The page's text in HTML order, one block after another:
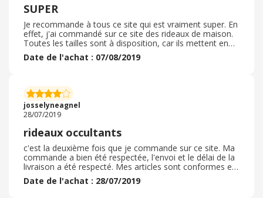
l'explication.
SUPER
Je recommande à tous ce site qui est vraiment super. En
effet, j'ai commandé sur ce site des rideaux de maison.
Toutes les tailles sont à disposition, car ils mettent en
place un service personnalisé pour les clients. En effet,
j'avais beaucoup de mal à trouver la taille de rideaux que
j'ai pu avoir le produit que je souhaité, et un produit de
qualité qui se lave très facilement et qui ne garde pas de
traces.
Date de l'achat : 07/08/2019
josselyneagnel
28/07/2019
rideaux occultants
c'est la deuxième fois que je commande sur ce site. Ma
commande a bien été respectée, l'envoi et le délai de la
livraison a été respecté. Mes articles sont conformes et
corrects je pouvais faire recouper mes rideaux, ce que
j'ai demandé, le reste de tissu était même dans mon
Date de l'achat : 28/07/2019